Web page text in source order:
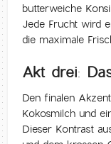
butterweiche
Jede Frucht wird
die maximale
Akt drei:
Den finalen
Kokosmilch und
Dieser Kontrast